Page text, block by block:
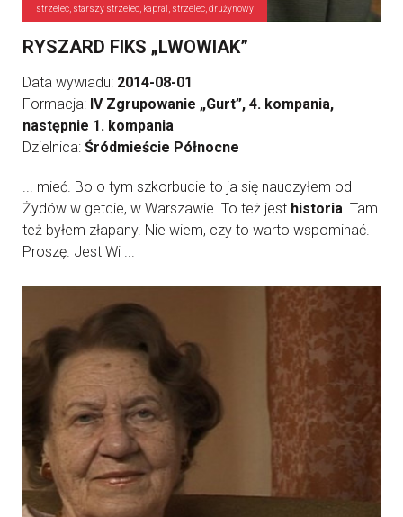
strzelec, starszy strzelec, kapral, strzelec, drużynowy
RYSZARD FIKS „LWOWIAK”
Data wywiadu: 2014-08-01
Formacja: IV Zgrupowanie „Gurt”, 4. kompania,
następnie 1. kompania
Dzielnica: Śródmieście Północne
... mieć. Bo o tym szkorbucie to ja się nauczyłem od
Żydów w getcie, w Warszawie. To też jest historia. Tam
też byłem złapany. Nie wiem, czy to warto wspominać.
Proszę. Jest Wi ...